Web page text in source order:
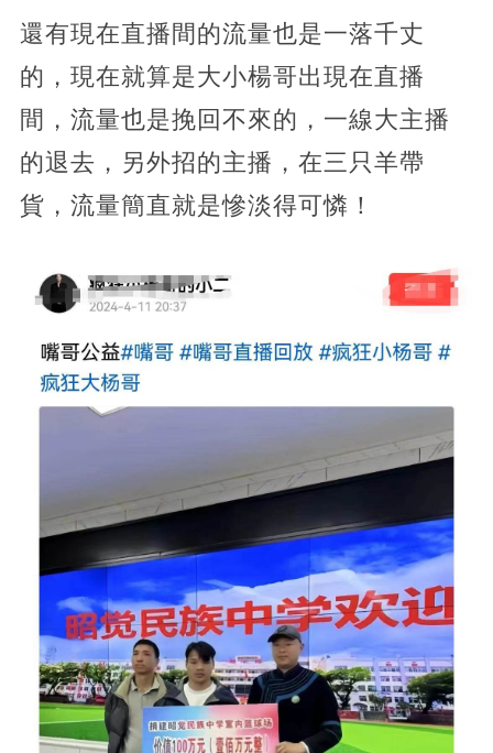
還有現在直播間的流量也是一落千丈
的，現在就算是大小楊哥出現在直播
間，流量也是挽回不來的，一線大主播
的退去，另外招的主播，在三只羊帶
貨，流量簡直就是慘淡得可憐！